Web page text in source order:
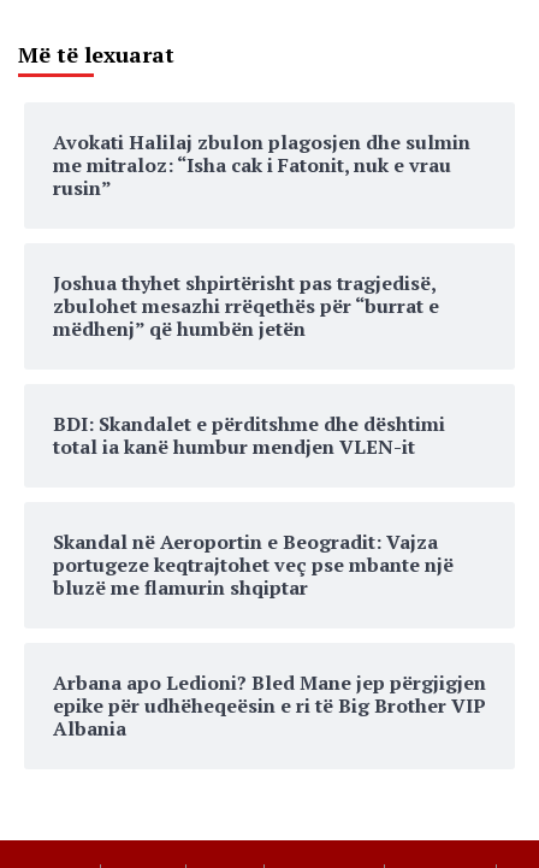
Më të lexuarat
Avokati Halilaj zbulon plagosjen dhe sulmin
me mitraloz: “Isha cak i Fatonit, nuk e vrau
rusin”
Joshua thyhet shpirtërisht pas tragjedisë,
zbulohet mesazhi rrëqethës për “burrat e
mëdhenj” që humbën jetën
BDI: Skandalet e përditshme dhe dështimi
total ia kanë humbur mendjen VLEN-it
Skandal në Aeroportin e Beogradit: Vajza
portugeze keqtrajtohet veç pse mbante një
bluzë me flamurin shqiptar
Arbana apo Ledioni? Bled Mane jep përgjigjen
epike për udhëheqeësin e ri të Big Brother VIP
Albania